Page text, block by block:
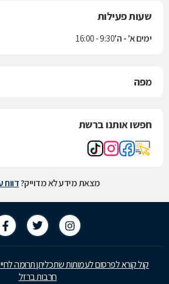
שעות פעילות
ימים א' - ה'9:30 - 16:00
מפה
חפשו אותנו ברשת
מצאת מידע לא מדוייק?דווח
קול קורא לפרסום לעמותות שתכליתן תרומה
חרבות ברזל